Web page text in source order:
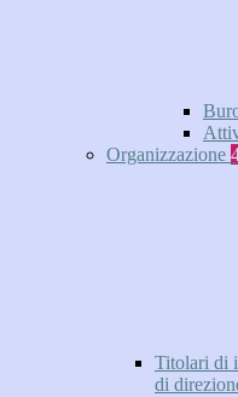
Organizzazione
Titolari di
di